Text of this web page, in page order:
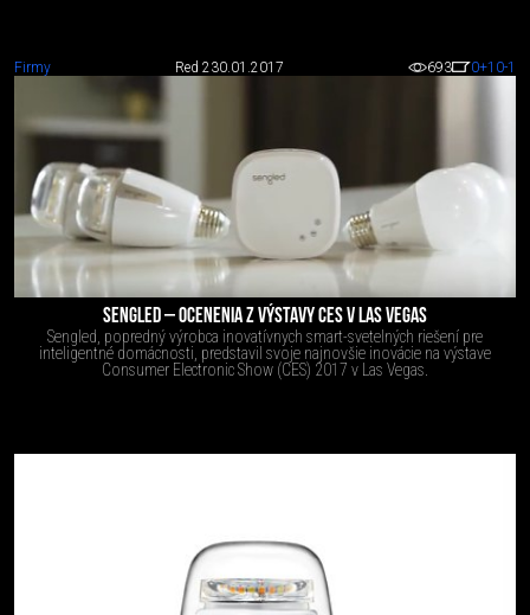
Firmy Red 2 30.01.2017 693 0+10-1
SENGLED – OCENENIA Z VÝSTAVY CES V LAS VEGAS
Sengled, popredný výrobca inovatívnych smart-svetelných riešení pre
inteligentné domácnosti, predstavil svoje najnovšie inovácie na výstave
Consumer Electronic Show (CES) 2017 v Las Vegas.